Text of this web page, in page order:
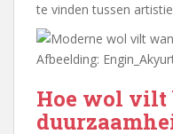
te vinden tussen
Afbeelding:
Hoe wol vilt